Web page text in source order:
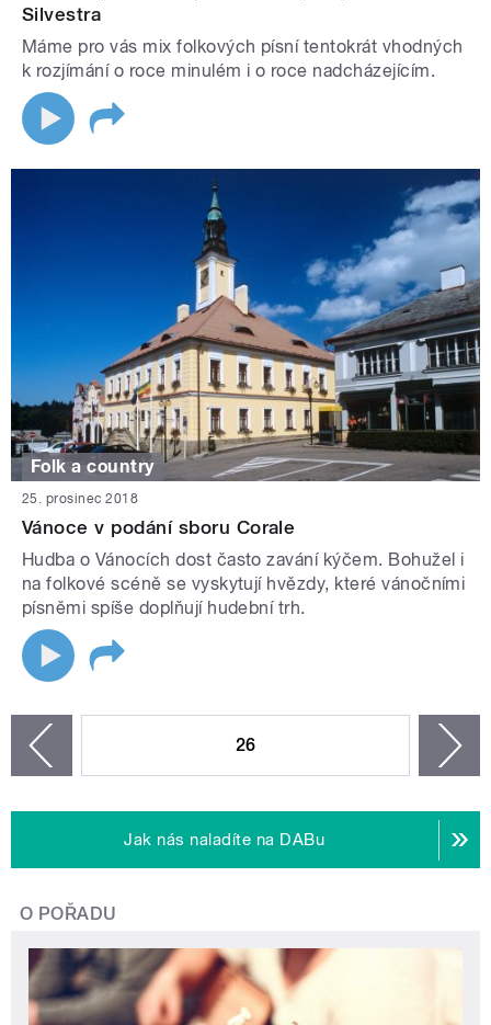
Silvestra
Máme pro vás mix folkových písní tentokrát vhodných
k rozjímání o roce minulém i o roce nadcházejícím.
Folk a country
25. prosinec 2018
Vánoce v podání sboru Corale
Hudba o Vánocích dost často zavání kýčem. Bohužel i
na folkové scéně se vyskytují hvězdy, které vánočními
písněmi spíše doplňují hudební trh.
26
Jak nás naladíte na DABu
O POŘADU